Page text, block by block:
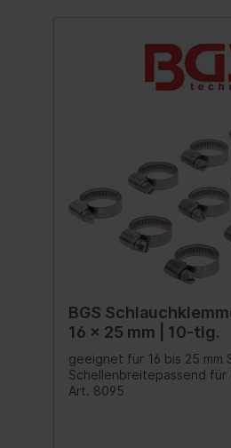
BGS
16 x 25 mm | 10-tlg.
geeignet für 16 bis 25 mm
Schellenbreitepassend für
Art. 8095